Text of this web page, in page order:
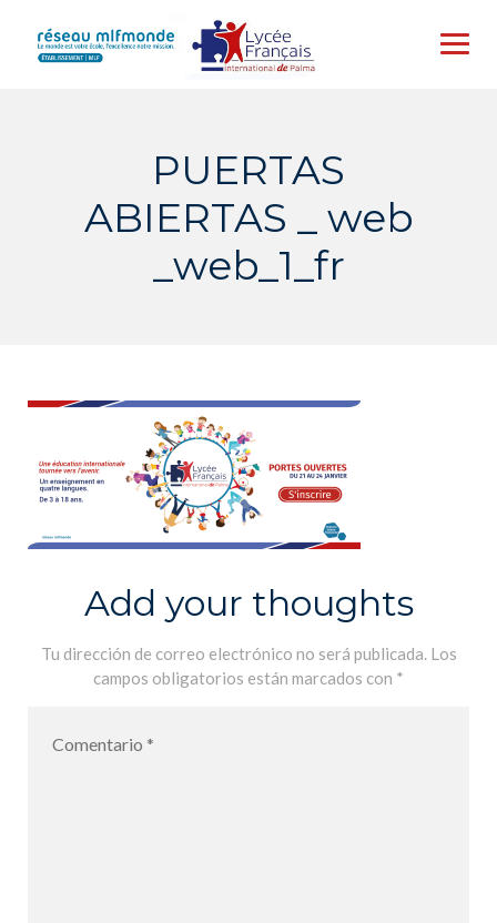
content
PUERTAS
ABIERTAS _ web
_web_1_fr
Add your thoughts
Tu dirección de correo electrónico no será publicada. Los
campos obligatorios están marcados con *